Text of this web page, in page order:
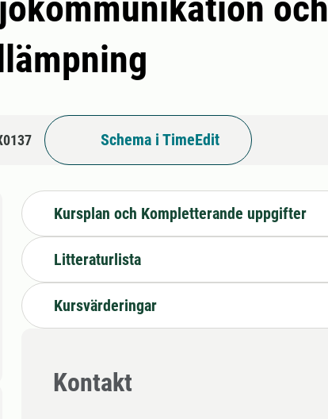
Schema i TimeEdit
Kursplan och Kompletterande uppgifter
Litteraturlista
Kursvärderingar
Kontakt